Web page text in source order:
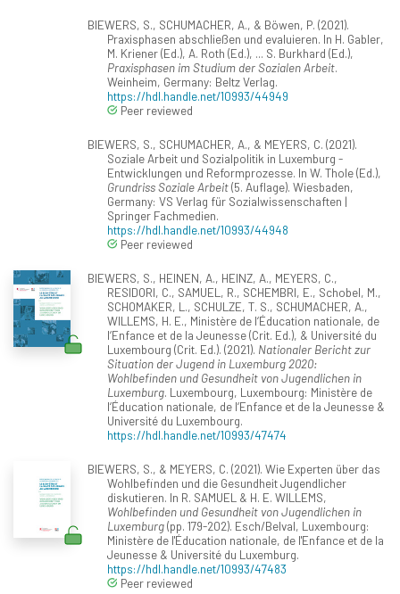
BIEWERS, S., SCHUMACHER, A., & Böwen, P. (2021).
Praxisphasen abschließen und evaluieren. In H. Gabler,
M. Kriener (Ed.), A. Roth (Ed.), ... S. Burkhard (Ed.),
Praxisphasen im Studium der Sozialen Arbeit.
Weinheim, Germany: Beltz Verlag.
https://hdl.handle.net/10993/44949
Peer reviewed
BIEWERS, S., SCHUMACHER, A., & MEYERS, C. (2021).
Soziale Arbeit und Sozialpolitik in Luxemburg -
Entwicklungen und Reformprozesse. In W. Thole (Ed.),
Grundriss Soziale Arbeit(5. Auflage). Wiesbaden,
Germany: VS Verlag für Sozialwissenschaften |
Springer Fachmedien.
https://hdl.handle.net/10993/44948
Peer reviewed
BIEWERS, S., HEINEN, A., HEINZ, A., MEYERS, C.,
RESIDORI, C., SAMUEL, R., SCHEMBRI, E., Schobel, M.,
SCHOMAKER, L., SCHULZE, T. S., SCHUMACHER, A.,
WILLEMS, H. E., Ministère de l‘Éducation nationale, de
l‘Enfance et de la Jeunesse (Crit. Ed.), & Université du
Luxembourg (Crit. Ed.). (2021). Nationaler Bericht zur
Situation der Jugend in Luxemburg 2020:
Wohlbefinden und Gesundheit von Jugendlichen in
Luxemburg. Luxembourg, Luxembourg: Ministère de
l‘Éducation nationale, de l‘Enfance et de la Jeunesse &
Université du Luxembourg.
https://hdl.handle.net/10993/47474
BIEWERS, S., & MEYERS, C. (2021). Wie Experten über das
Wohlbefinden und die Gesundheit Jugendlicher
diskutieren. In R. SAMUEL & H. E. WILLEMS,
Wohlbefinden und Gesundheit von Jugendlichen in
Luxemburg(pp. 179-202). Esch/Belval, Luxembourg:
Ministère de l'Éducation nationale, de l'Enfance et de la
Jeunesse & Université du Luxemburg.
https://hdl.handle.net/10993/47483
Peer reviewed